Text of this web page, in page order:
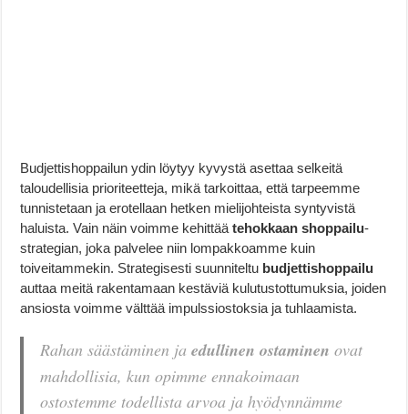
Budjettishoppailun ydin löytyy kyvystä asettaa selkeitä
taloudellisia prioriteetteja, mikä tarkoittaa, että tarpeemme
tunnistetaan ja erotellaan hetken mielijohteista syntyvistä
haluista. Vain näin voimme kehittäätehokkaan shoppailu-
strategian, joka palvelee niin lompakkoamme kuin
toiveitammekin. Strategisesti suunniteltu budjettishoppailu
auttaa meitä rakentamaan kestäviä kulutustottumuksia, joiden
ansiosta voimme välttää impulssiostoksia ja tuhlaamista.
Rahan säästäminen jaedullinen ostaminen ovat
mahdollisia, kun opimme ennakoimaan
ostostemme todellista arvoa ja hyödynnämme